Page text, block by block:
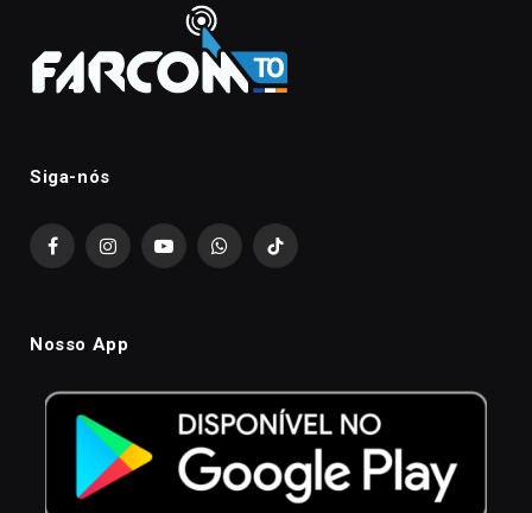
Siga-nós
FacebookInstagramYouTubeWhatsAppTikTok
Nosso App